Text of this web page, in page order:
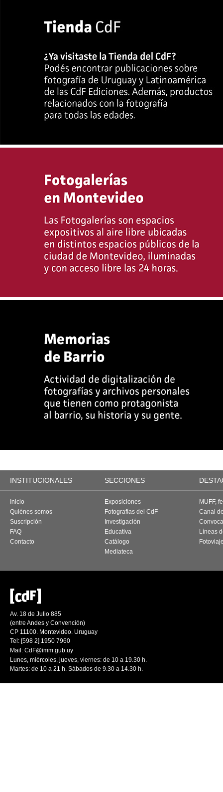
INSTITUCIONALES SECCIONES
Inicio
Quiénes somos
Suscripción
FAQ
Contacto
Exposiciones
Fotografías del CdF
Investigación
Educativa
Catálogo
Mediateca
MUFF,
Canal
Líneas
Av. 18 de Julio 885
(entre Andes y Convención)
CP 11100. Montevideo. Uruguay
Tel: [598 2] 1950 7960
Mail: CdF@imm.gub.uy
Lunes, miércoles, jueves, viernes: de 10 a 19.30 h.
Martes: de 10 a 21 h. Sábados de 9.30 a 14.30 h.